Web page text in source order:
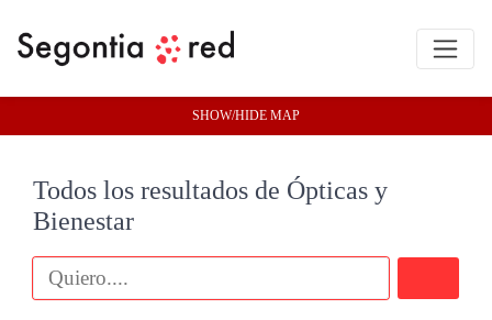
Todos los resultados de Ópticas y
Bienestar
Ópticas y Bienestar
SHOW/HIDE MAP